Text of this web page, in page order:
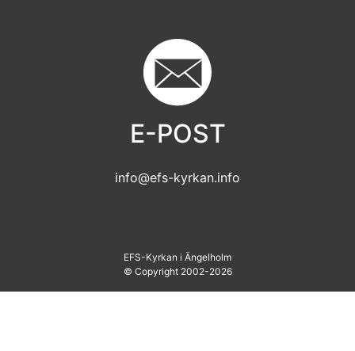
E-POST
info@efs-kyrkan.info
EFS-Kyrkan i Ängelholm
© Copyright 2002-2026